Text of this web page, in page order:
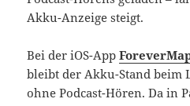
Akku-Anzeige steigt.
Bei der iOS-App
bleibt der Akku-Stand beim
ohne Podcast-Hören. Da in